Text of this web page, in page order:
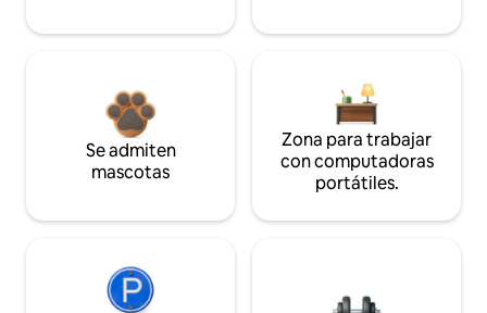
Se admiten
mascotas
Zona para trabajar
con computadoras
portátiles.